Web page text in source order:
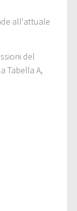
all'attuale
del
Tabella A,